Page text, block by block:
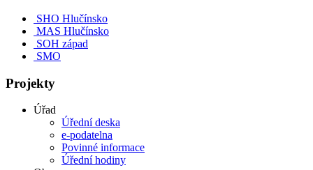
SHO Hlučínsko
MAS Hlučínsko
SOH západ
SMO
Projekty
Úřad
Úřední deska
e-podatelna
Povinné informace
Úřední hodiny